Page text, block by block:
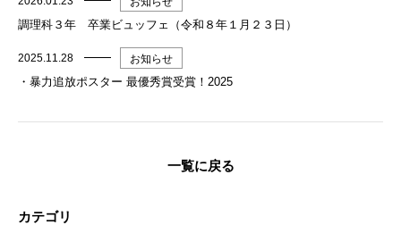
調理科３年 卒業ビュッフェ（令和８年１月２３日）
2025.11.28 お知らせ
・暴力追放ポスター 最優秀賞受賞！2025
一覧に戻る
カテゴリ